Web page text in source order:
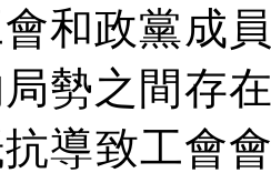
和政黨成
勢之間存
導致工會